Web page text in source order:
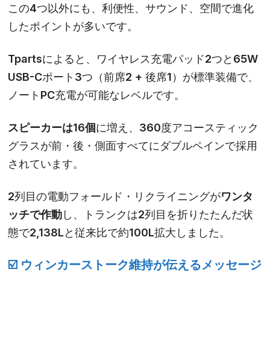
この4つ以外にも、利便性、サウンド、空間で進化
したポイントが多いです。
Tpartsによると、ワイヤレス充電パッド2つと65W
USB-Cポート3つ（前席2 + 後席1）が標準装備で、
ノートPC充電が可能なレベルです。
スピーカーは16個に増え、360度アコースティック
グラスが前・後・側面すべてにダブルペインで採用
されています。
2列目の電動フォールド・リクライニングがワンタ
ッチで作動し、トランクは2列目を折りたたんだ状
態で2,138Lと従来比で約100L拡大しました。
☑️ ウィンカーストーク維持が伝えるメッセージ